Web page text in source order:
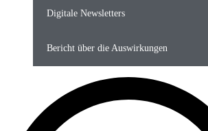
Digitale Newsletters
Bericht über die Auswirkungen